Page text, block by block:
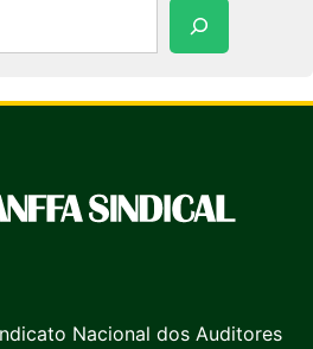
Nacional dos Auditores